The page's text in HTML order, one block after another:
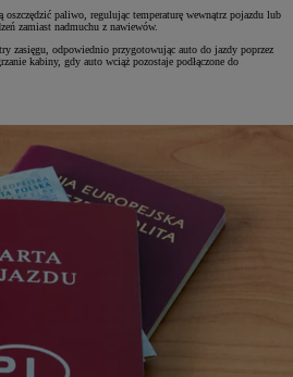
oszczędzić paliwo, regulując temperaturę wewnątrz pojazdu lub
zamiast nadmuchu z nawiewów.
zasięgu, odpowiednio przygotowując auto do jazdy poprzez
kabiny, gdy auto wciąż pozostaje podłączone do